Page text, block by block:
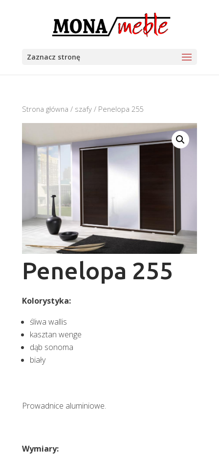
Zaznacz stronę
Strona główna / szafy/ Penelopa 255
Penelopa 255
Kolorystyka:
śliwa wallis
kasztan wenge
dąb sonoma
biały
Prowadnice aluminiowe.
Wymiary: